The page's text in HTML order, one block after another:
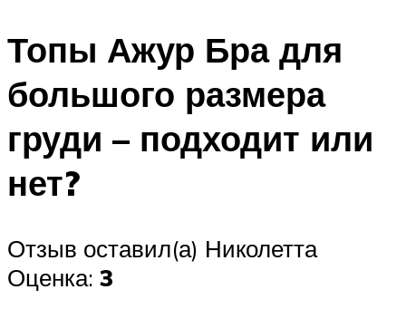
Топы Ажур Бра для
большого размера
груди – подходит или
нет?
Отзыв оставил(а) Николетта
Оценка: 3